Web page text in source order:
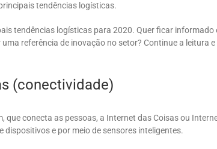
tendências logísticas.
tendências logísticas para 2020. Quer ficar informado
referência de inovação no setor? Continue a leitura e
(conectividade)
que conecta as pessoas, a Internet das Coisas ou
dispositivos e por meio de sensores inteligentes.